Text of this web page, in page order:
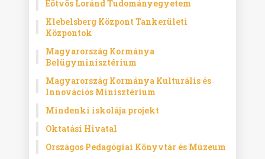
Eötvös Loránd Tudományegyetem
Klebelsberg Központ Tankerületi
Központok
Magyarország Kormánya
Belügyminisztérium
Magyarország Kormánya Kulturális és
Innovációs Minisztérium
Mindenki iskolája projekt
Oktatási Hivatal
Országos Pedagógiai Könyvtár és Múzeum